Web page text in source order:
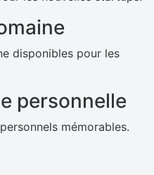
disponibles pour les
personnelle
mémorables.